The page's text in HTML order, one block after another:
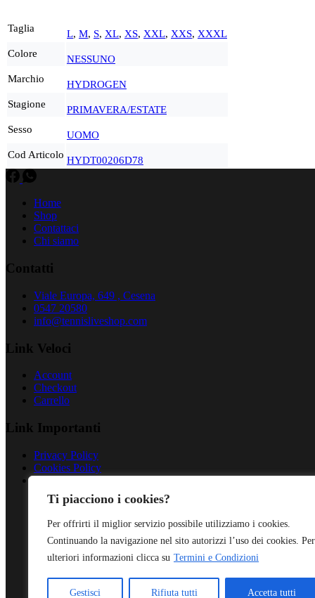
Ti piacciono i cookies?
Per offrirti il miglior servizio possibile utilizziamo i cookies.
Continuando la navigazione nel sito autorizzi l’uso dei cookies. Per
ulteriori informazioni clicca su Termini e Condizioni
Gestisci Rifiuta tutti Accetta tutti
Taglia L, M, S, XL, XS, XXL, XXS, XXXL
Colore
NESSUNO
Marchio
HYDROGEN
Stagione
PRIMAVERA/ESTATE
Sesso
UOMO
Cod Articolo HYDT00206D78
Home
Shop
Contattaci
Chi siamo
Contatti
Viale Europa, 649 , Cesena
0547 20580
info@tennisliveshop.com
Link Veloci
Account
Checkout
Carrello
Link Importanti
Privacy Policy
Cookies Policy